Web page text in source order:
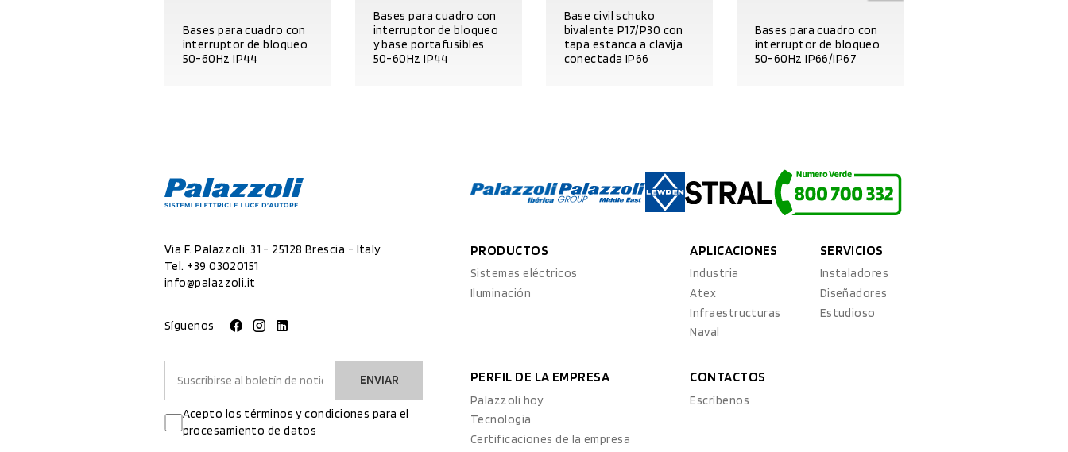
Bases para cuadro con
interruptor de bloqueo
50-60Hz IP44
Bases para cuadro con
interruptor de bloqueo
y base portafusibles
50-60Hz IP44
Base civil schuko
bivalente P17/P30 con
tapa estanca a clavija
conectada IP66
Bases para cuadro con
interruptor de bloqueo
50-60Hz IP66/IP67
Via F. Palazzoli, 31 - 25128 Brescia - Italy
Tel. +39 03020151
info@palazzoli.it
Síguenos
ENVIAR
Acepto los términos y condiciones para el
procesamiento de datos
PRODUCTOS
Sistemas eléctricos
Iluminación
APLICACIONES
Industria
Atex
Infraestructuras
Naval
SERVICIOS
Instaladores
Diseñadores
Estudioso
PERFIL DE LA EMPRESA
Palazzoli hoy
Tecnologia
Certificaciones de la empresa
CONTACTOS
Escríbenos